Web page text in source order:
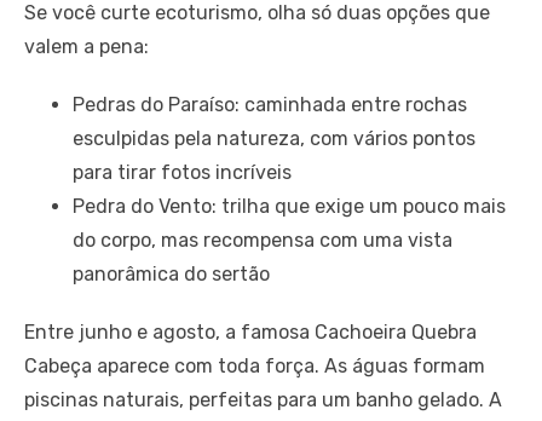
Se você curte ecoturismo, olha só duas opções que
valem a pena:
Pedras do Paraíso: caminhada entre rochas
esculpidas pela natureza, com vários pontos
para tirar fotos incríveis
Pedra do Vento: trilha que exige um pouco mais
do corpo, mas recompensa com uma vista
panorâmica do sertão
Entre junho e agosto, a famosa Cachoeira Quebra
Cabeça aparece com toda força. As águas formam
piscinas naturais, perfeitas para um banho gelado. A